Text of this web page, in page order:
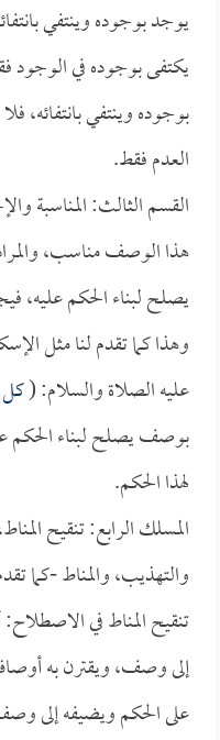
يوجد بوجوده وينتفي
يكتفى بوجوده في الوجود
بوجوده وينتفي بانتفائه،
العدم فقط.
القسم الثالث: المناسبة
هذا الوصف مناسب،
يصلح لبناء الحكم عليه،
وهذا كما تقدم لنا مثل
عليه الصلاة والسلام: (
بوصف يصلح لبناء الحكم
لهذا الحكم.
المسلك الرابع: تنقيح
والتهذيب، والمناط -كما
تنقيح المناط في
إلى وصف، ويقترن به
على الحكم ويضيفه إلى